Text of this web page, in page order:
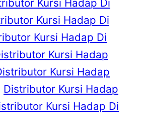
Kursi Hadap Di
Kursi Hadap Di
Kursi Hadap Di
Kursi Hadap
Kursi Hadap
Distributor Kursi Hadap
Kursi Hadap Di